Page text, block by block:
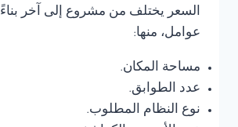
السعر يختلف من مشروع إلى آخر
عوامل، منها:
مساحة المكان.
عدد الطوابق.
نوع النظام المطلوب.